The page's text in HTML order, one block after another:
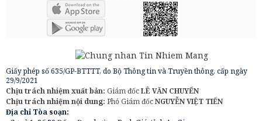
Giấy phép số 635/GP-BTTTT, do Bộ Thông tin và Truyền thông, cấp ngày
29/9/2021
Chịu trách nhiệm xuất bản: Giám đốcLÊ VĂN CHUYỂN
Chịu trách nhiệm nội dung: Phó Giám đốcNGUYỄN VIỆT TIẾN
Địa chỉ Tòa soạn: